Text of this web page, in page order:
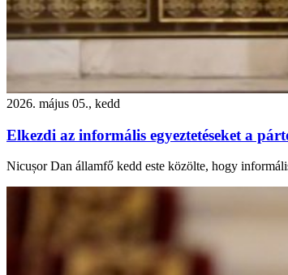
2026. május 05., kedd
Elkezdi az informális egyeztetéseket a
Nicușor Dan államfő kedd este közölte, hogy